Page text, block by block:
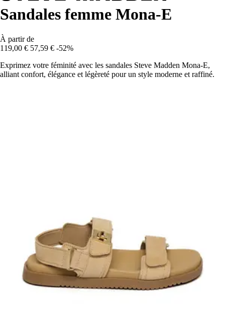
Sandales femme Mona-E
À partir de
119,00 € 57,59 € -52%
Exprimez votre féminité avec les sandales Steve Madden Mona-E,
alliant confort, élégance et légèreté pour un style moderne et raffiné.